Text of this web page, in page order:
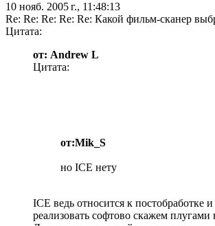
10 нояб. 2005 г., 11:48:13
Re: Re: Re: Re: Re: Какой фильм-сканер
Цитата:
от: Andrew L
Цитата:
от:Mik_S
но ICE нету
ICE ведь относится к постобработке
реализовать софтово скажем